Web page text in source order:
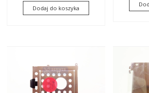
Dodaj do koszyka